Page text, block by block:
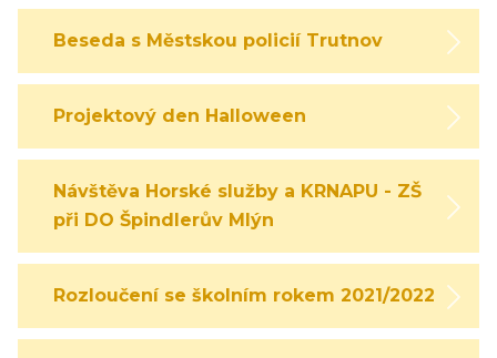
Beseda s Městskou policií Trutnov
Projektový den Halloween
Návštěva Horské služby a KRNAPU - ZŠ
při DO Špindlerův Mlýn
Rozloučení se školním rokem 2021/2022